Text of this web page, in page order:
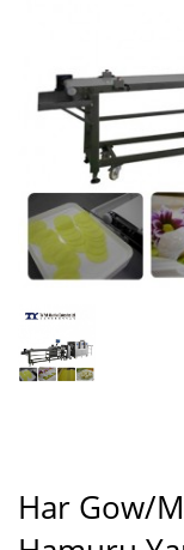
Har Gow/